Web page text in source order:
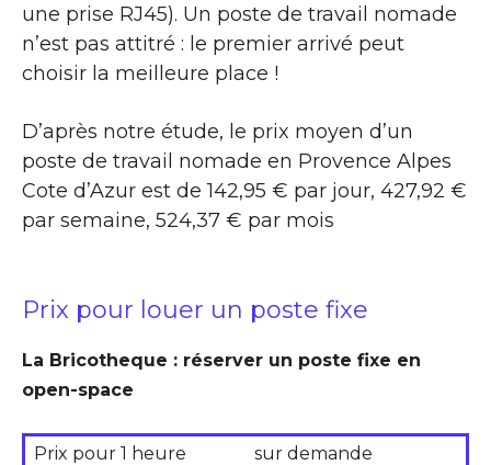
une prise RJ45). Un poste de travail nomade
n’est pas attitré : le premier arrivé peut
choisir la meilleure place !
D’après notre étude, le prix moyen d’un
poste de travail nomade en Provence Alpes
Cote d’Azur est de 142,95 € par jour, 427,92 €
par semaine, 524,37 € par mois
Prix pour louer un poste fixe
La Bricotheque : réserver un poste fixe en
open-space
Prix pour 1 heure
sur demande